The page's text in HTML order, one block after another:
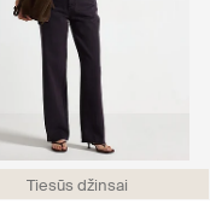
Tiesūs džinsai